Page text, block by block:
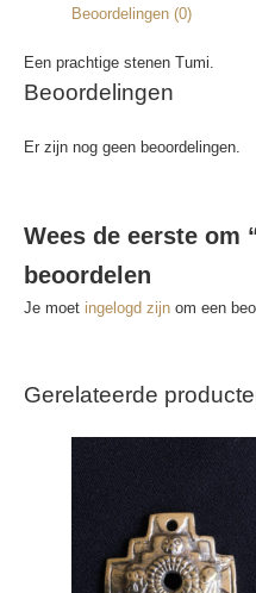
Beoordelingen (0)
Een prachtige stenen Tumi.
Beoordelingen
Er zijn nog geen beoordelingen.
Wees de eerste om
beoordelen
Je moet ingelogd zijn om een
Gerelateerde